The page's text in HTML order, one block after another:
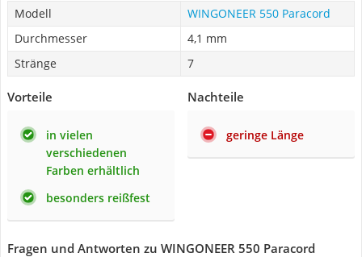
Modell
WINGONEER 550 Paracord
Durchmesser
4,1 mm
Stränge
7
Vorteile
in vielen
verschiedenen
Farben erhältlich
besonders reißfest
Nachteile
geringe Länge
Fragen und Antworten zu WINGONEER 550 Paracord